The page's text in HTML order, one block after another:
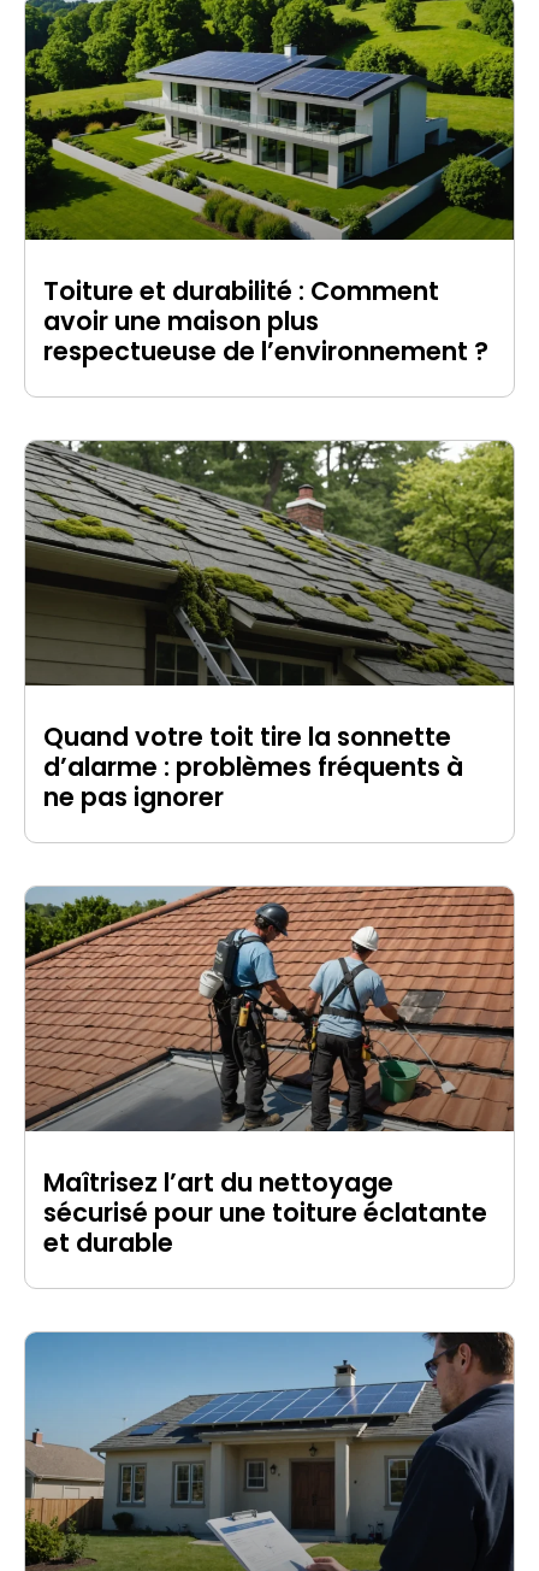
Toiture et durabilité : Comment
avoir une maison plus
respectueuse de l’environnement ?
Quand votre toit tire la sonnette
d’alarme : problèmes fréquents à
ne pas ignorer
Maîtrisez l’art du nettoyage
sécurisé pour une toiture éclatante
et durable